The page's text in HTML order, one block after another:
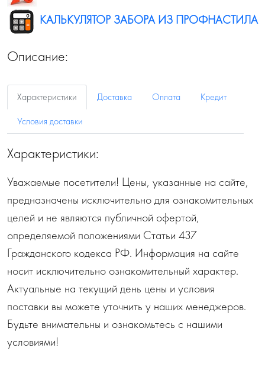
КАЛЬКУЛЯТОР ЗАБОРА ИЗ ПРОФНАСТИЛА
Описание:
Характеристики Доставка Оплата
Кредит
Условия доставки
Характеристики:
Уважаемые посетители! Цены, указанные на сайте,
предназначены исключительно для ознакомительных
целей и не являются публичной офертой,
определяемой положениями Статьи 437
Гражданского кодекса РФ. Информация на сайте
носит исключительно ознакомительный характер.
Актуальные на текущий день цены и условия
поставки вы можете уточнить у наших менеджеров.
Будьте внимательны и ознакомьтесь с нашими
условиями!